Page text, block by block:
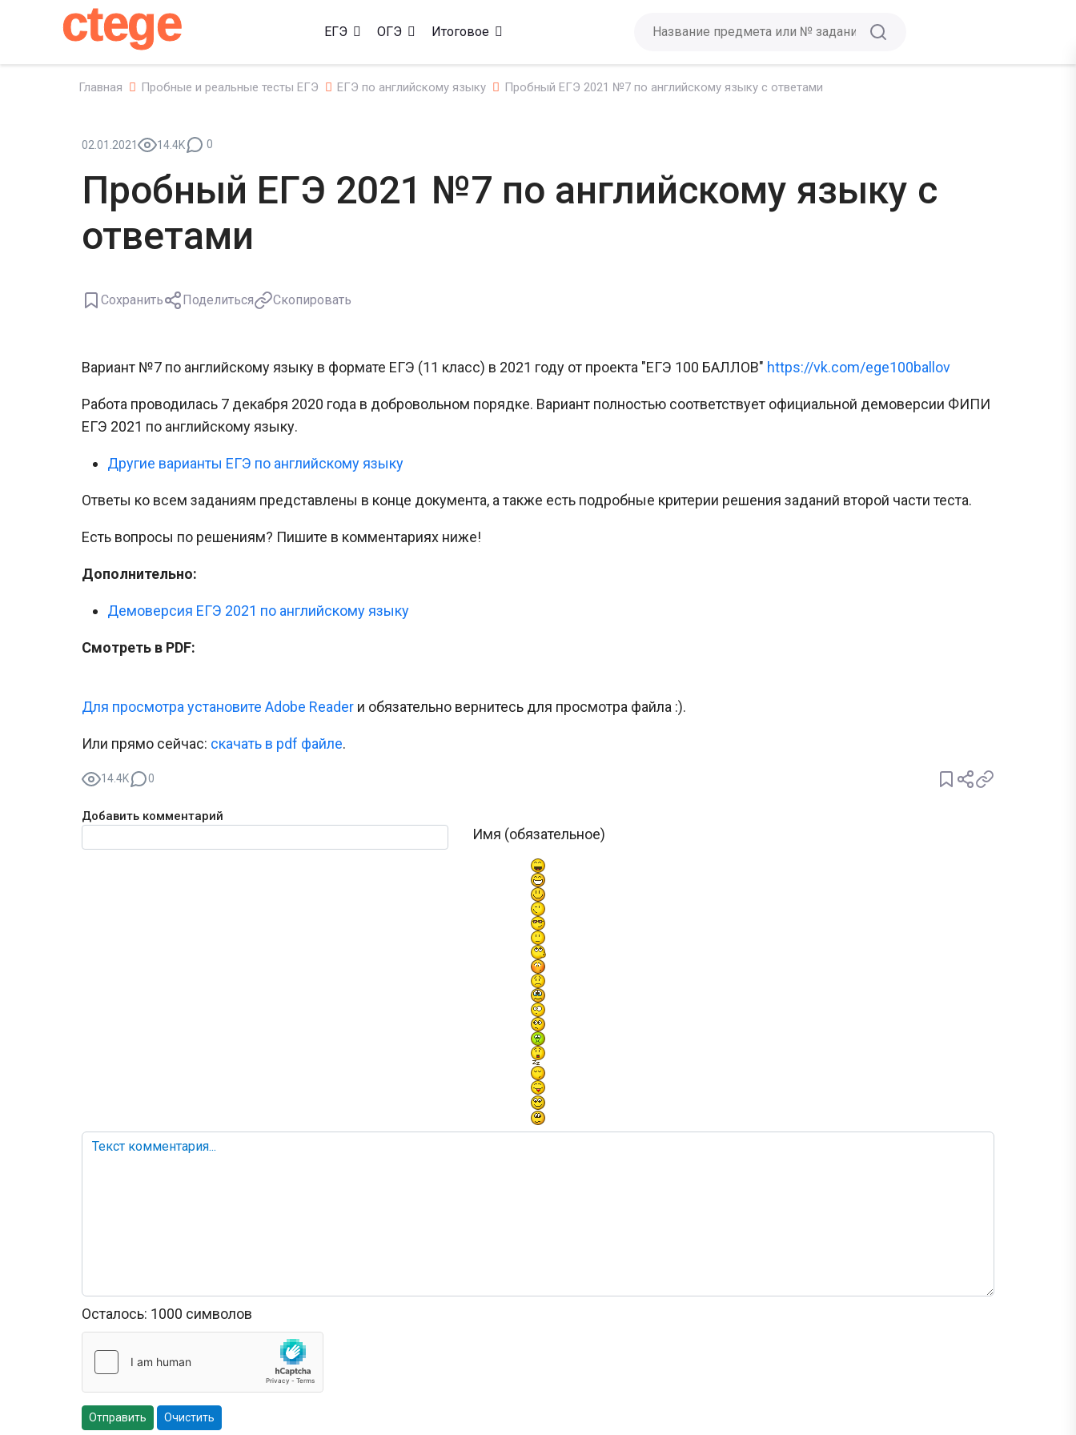
ctege ЕГЭ ОГЭ Итоговое
Главная Пробные и реальные тесты ЕГЭ ЕГЭ по английскому языку Пробный ЕГЭ 2021 №7 по английскому языку с ответами
02.01.2021 14.4K 0
Пробный ЕГЭ 2021 №7 по английскому языку с
ответами
Сохранить Поделиться Скопировать
Вариант №7 по английскому языку в формате ЕГЭ (11 класс) в 2021 году от проекта "ЕГЭ 100 БАЛЛОВ" https://vk.com/ege100ballov
Работа проводилась 7 декабря 2020 года в добровольном порядке. Вариант полностью соответствует официальной демоверсии ФИПИ
ЕГЭ 2021 по английскому языку.
Другие варианты ЕГЭ по английскому языку
Ответы ко всем заданиям представлены в конце документа, а также есть подробные критерии решения заданий второй части теста.
Есть вопросы по решениям? Пишите в комментариях ниже!
Дополнительно:
Демоверсия ЕГЭ 2021 по английскому языку
Смотреть в PDF:
Для просмотра установите Adobe Reader и обязательно вернитесь для просмотра файла :).
Или прямо сейчас: cкачать в pdf файле.
14.4K 0
Добавить комментарий
Имя (обязательное)
Текст комментария
Осталось: 1000 символов
Отправить Очистить